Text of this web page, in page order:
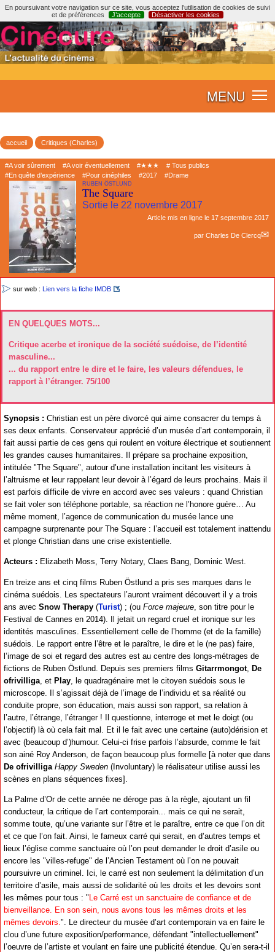
En poursuivant votre navigation sur ce site, vous acceptez l’utilisation de cookies de suivi
et de préférences
J’accepte Désactiver les cookies
MENU
accueil Critiques (Charles)
#A voir sûrement #A voir éventuellement #★★★
# Tous publics
#En quête d’expérience
#Pour cinéphiles #2017 #Drame
RUBEN ÖSTLUND
The Square
Sortie le 22 novembre 2017
Article mis en ligne le 17 septembre 2017
par Charles De Clercq
EN QUELQUES MOTS...
Critique acerbe et ironique de la société suédoise, de l’identité
masculine...
... du rapport entre le dire et le faire, les valeurs défendues, le
rapport à l’étranger. 75/100
sur web : Lien vers la fiche IMDB
Synopsis : Christian est un père divorcé qui aime consacrer du temps à
ses deux enfants. Conservateur apprécié d’un musée d’art contemporain, il
fait aussi partie de ces gens qui roulent en voiture électrique et soutiennent
les grandes causes humanitaires. Il prépare sa prochaine exposition,
intitulée "The Square", autour d’une installation incitant les visiteurs à
l’altruisme et leur rappelant leur devoir à l’égard de leurs prochains. Mais il
est parfois difficile de vivre en accord avec ses valeurs : quand Christian
se fait voler son téléphone portable, sa réaction ne l’honore guère… Au
même moment, l’agence de communication du musée lance une
campagne surprenante pour The Square : l’accueil est totalement inattendu
et plonge Christian dans une crise existentielle.
Acteurs : Elizabeth Moss, Terry Notary, Claes Bang, Dominic West.
En treize ans et cinq films Ruben Östlund a pris ses marques dans le
cinéma suédois. Les spectateurs l’auront vraiment découvert il y a trois
ans avec Snow Therapy (Turist) ; (ou Force majeure , son titre pour le
Festival de Cannes en 2014). Il jetait un regard cruel et ironique sur les
identités masculines. Essentiellement celle de l’homme (et de la famille)
suédois. Le rapport entre l’être et le paraître, le dire et le (ne pas) faire,
l’image de soi et regard des autres est au centre des longs-métrages de
fictions de Ruben Östlund. Depuis ses premiers films Gitarrmongot, De
ofrivilliga , et Play , le quadragénaire met le citoyen suédois sous le
microscope. Il s’agissait déjà de l’image de l’individu et sa réalité ou
conduite propre, son éducation, mais aussi son rapport, sa relation à
l’autre, l’étrange, l’étranger ! Il questionne, interroge et met le doigt (ou
l’objectif) là où cela fait mal. Et il le fait avec une certaine (auto)dérision et
avec (beaucoup d’)humour. Celui-ci frise parfois l’absurde, comme le fait
son ainé Roy Anderson, de façon beaucoup plus formelle [à noter que dans
De ofrivilliga Happy Sweden (Involuntary) le réalisateur utilise aussi les
scènes en plans séquences fixes].
La Palme d’Or de cette année ne déroge pas à la règle, ajoutant un fil
conducteur, la critique de l’art contemporain... mais ce qui ne serait,
somme toute, qu’une variante sur l’être et le paraître, entre ce que l’on dit
et ce que l’on fait. Ainsi, le fameux carré qui serait, en d’autres temps et
lieux l’église comme sanctuaire où l’on peut demander le droit d’asile ou
encore les "villes-refuge" de l’Ancien Testament où l’on ne pouvait
poursuivre un criminel. Ici, le carré est non seulement la délimitation d’un
territoire d’asile, mais aussi de solidarité où les droits et les devoirs sont
les mêmes pour tous : " Le Carré est un sanctuaire de confiance et de
bienveillance. En son sein, nous avons tous les mêmes droits et les
mêmes devoirs.". Le directeur du musée d’art contemporain va en faire le
clou d’une future exposition/performance, défendant "intellectuellement"
l’oeuvre de l’artiste et voulant en faire une publicité étendue. Qu’en sera-t-il